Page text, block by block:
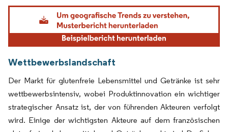
Bild © Mordor Intelligence. Wiederverwendung erfordert Namensnennung gemäß
Wettbewerbslandschaft
Der Markt für glutenfreie Lebensmittel und Getränke ist sehr
wettbewerbsintensiv, wobei Produktinnovation ein wichtiger
strategischer Ansatz ist, der von führenden Akteuren verfolgt
wird. Einige der wichtigsten Akteure auf dem französischen